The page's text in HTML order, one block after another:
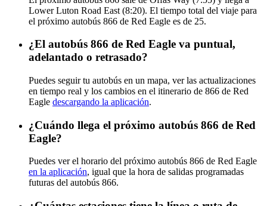
Lower Luton Road East (8:20). El tiempo total del viaje para
el próximo autobús 866 de Red Eagle es de 25.
¿El autobús 866 de Red Eagle va puntual,
adelantado o retrasado?
Puedes seguir tu autobús en un mapa, ver las actualizaciones
en tiempo real y los cambios en el itinerario de 866 de Red
Eagle descargando la aplicación.
¿Cuándo llega el próximo autobús 866 de Red
Eagle?
Puedes ver el horario del próximo autobús 866 de Red Eagle
en la aplicación, igual que la hora de salidas programadas
futuras del autobús 866.